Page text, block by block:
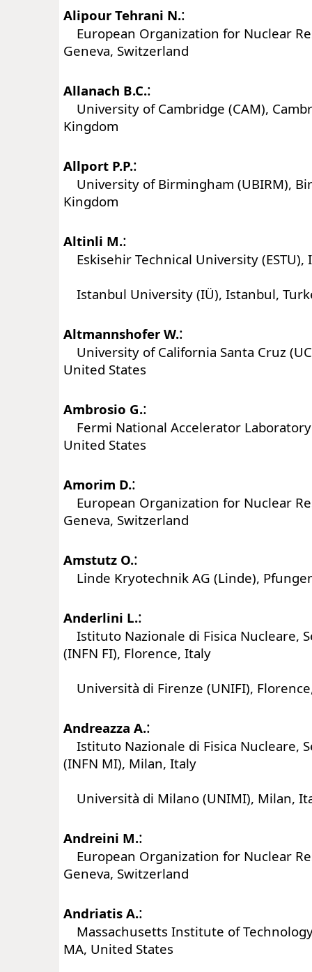
Alipour Tehrani N.:
European Organization for Nuclear
Geneva, Switzerland
Allanach B.C.:
University of Cambridge (CAM),
Kingdom
Allport P.P.:
University of Birmingham (UBIRM),
Kingdom
Altinli M.:
Eskisehir Technical University (ESTU),
Istanbul University (IÜ), Istanbul,
Altmannshofer W.:
University of California Santa Cruz
United States
Ambrosio G.:
Fermi National Accelerator Laboratory
United States
Amorim D.:
European Organization for Nuclear
Geneva, Switzerland
Amstutz O.:
Linde Kryotechnik AG (Linde),
Anderlini L.:
Istituto Nazionale di Fisica Nucleare,
(INFN FI), Florence, Italy
Università di Firenze (UNIFI),
Andreazza A.:
Istituto Nazionale di Fisica Nucleare,
(INFN MI), Milan, Italy
Università di Milano (UNIMI), Milan,
Andreini M.:
European Organization for Nuclear
Geneva, Switzerland
Andriatis A.:
Massachusetts Institute of
MA, United States